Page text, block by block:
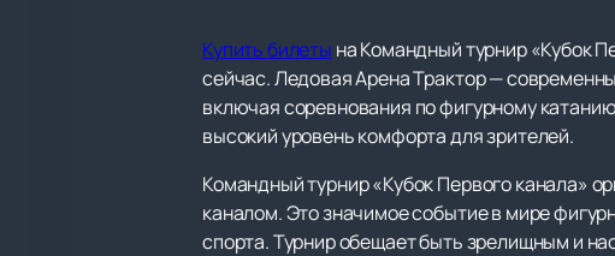
Купить билеты на Командный турнир «Кубок
сейчас. Ледовая Арена Трактор —
включая соревнования по фигурному
высокий уровень комфорта для зрителей.
Командный турнир «Кубок Первого канала»
каналом. Это значимое событие в мире
спорта. Турнир обещает быть зрелищным и